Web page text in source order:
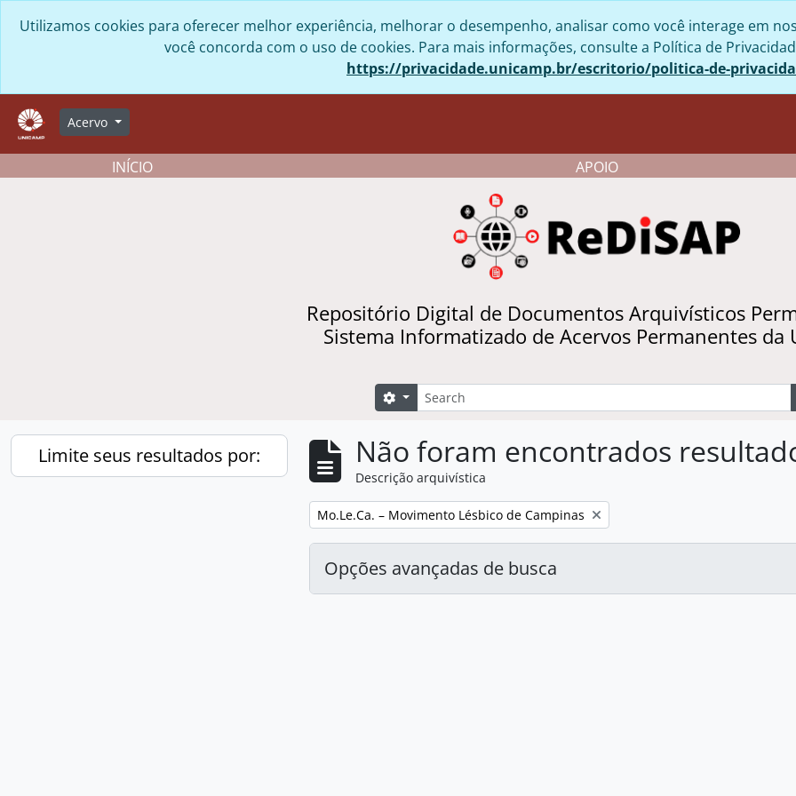
Utilizamos cookies para oferecer melhor experiência, melhorar o desempenho, analisar como você interage em
você concorda com o uso de cookies. Para mais informações, consulte a Política de
https://privacidade.unicamp.br/escritorio/politica-de-
Acervo
INÍCIO APOIO
Repositório Digital de Documentos Arquivísticos
Sistema Informatizado de Acervos Permanentes da
Buscar
Opções de busca
Limite seus resultados por: Não foram encontrados
Descrição arquivística
Remover filtro:
Mo.Le.Ca. – Movimento Lésbico de Campinas
Opções avançadas de busca